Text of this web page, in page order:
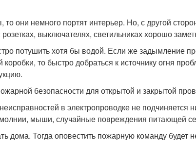
они немного портят интерьер. Но, с другой
выключателях, светильниках хорошо
потушить хотя бы водой. Если же задымление
то быстро добраться к источнику огня
безопасности для открытой и закрытой
в электропроводке не подчиняется
мыши, случайные повреждения питающей
дома. Тогда оповестить пожарную команду будет